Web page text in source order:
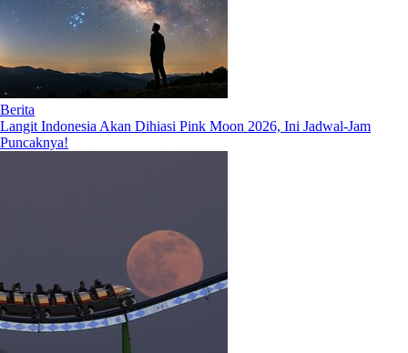
Berita
Langit Indonesia Akan Dihiasi Pink Moon 2026, Ini Jadwal-Jam
Puncaknya!